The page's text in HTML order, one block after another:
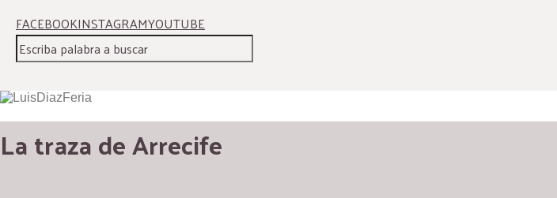
FACEBOOKINSTAGRAMYOUTUBE
La traza de Arrecife